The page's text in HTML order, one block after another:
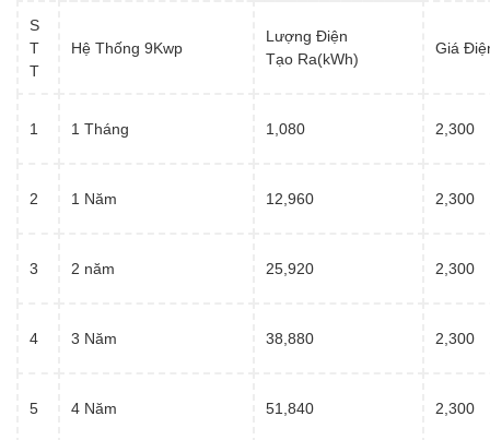
S
T
T
Hệ Thống 9Kwp
Lượng Điện
Tạo Ra(kWh)
Giá
1 1 Tháng 1,080 2,300
2 1 Năm 12,960 2,300
3 2 năm 25,920 2,300
4 3 Năm 38,880 2,300
5 4 Năm 51,840 2,300